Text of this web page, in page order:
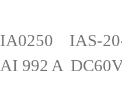
IA0250 IAS-
AI 992 A